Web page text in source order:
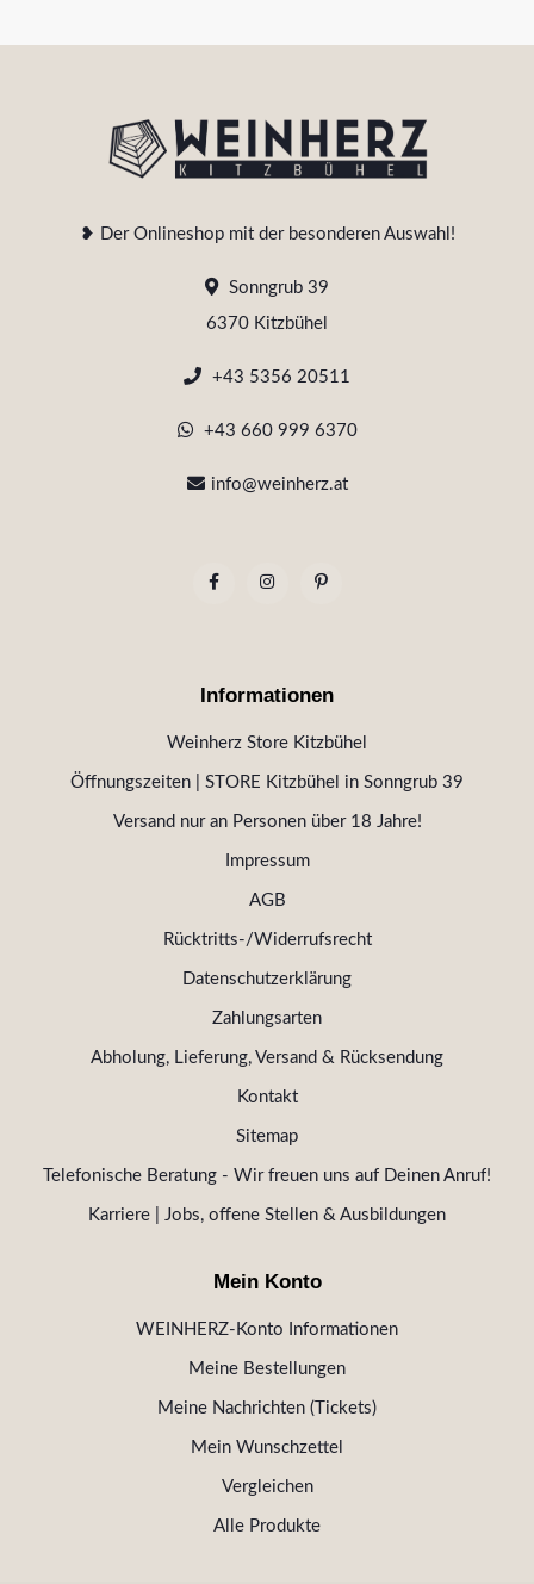
❥ Der Onlineshop mit der besonderen Auswahl!
Sonngrub 39
6370 Kitzbühel
+43 5356 20511
+43 660 999 6370
info@weinherz.at
Informationen
Weinherz Store Kitzbühel
Öffnungszeiten | STORE Kitzbühel in Sonngrub 39
Versand nur an Personen über 18 Jahre!
Impressum
AGB
Rücktritts-/Widerrufsrecht
Datenschutzerklärung
Zahlungsarten
Abholung, Lieferung, Versand & Rücksendung
Kontakt
Sitemap
Telefonische Beratung - Wir freuen uns auf Deinen Anruf!
Karriere | Jobs, offene Stellen & Ausbildungen
Mein Konto
WEINHERZ-Konto Informationen
Meine Bestellungen
Meine Nachrichten (Tickets)
Mein Wunschzettel
Vergleichen
Alle Produkte